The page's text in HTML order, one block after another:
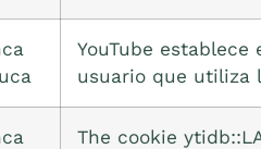
YouTube
usuario que utiliza
The cookie